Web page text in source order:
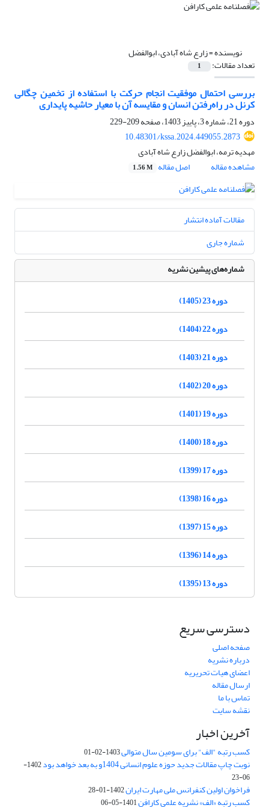
نویسنده =زارع شاه آبادی، ابوالفضل
تعداد مقالات: 1
بررسی احتمال موفقیت انجام حرکت با استفاده از تخمین چگالی
کرنل در راه‌رفتن انسان و مقایسه آن با معیار حاشیه پایداری
دوره 21، شماره 3، پاییز 1403، صفحه
209-229
10.48301/kssa.2024.449055.2873
مهدیه ترمه، ابوالفضل زارع شاه آبادی
مشاهده مقاله
اصل مقاله 1.56 M
مقالات آماده انتشار
شماره جاری
شماره‌های پیشین نشریه
دوره 23 (1405)
دوره 22 (1404)
دوره 21 (1403)
دوره 20 (1402)
دوره 19 (1401)
دوره 18 (1400)
دوره 17 (1399)
دوره 16 (1398)
دوره 15 (1397)
دوره 14 (1396)
دوره 13 (1395)
دسترسی سریع
صفحه اصلی
درباره نشریه
اعضای هیات تحریریه
ارسال مقاله
تماس با ما
نقشه سایت
آخرین اخبار
کسب رتبه "الف" برای سومین سال متوالی1403-02-01
نوبت چاپ مقالات جدید حوزه علوم انسانی 1404و به بعد خواهد بود
1402-
06-23
فراخوان اولین کنفرانس ملی مهارت ایران1402-01-28
کسب رتبه «الف» نشریه علمی کارافن1401-05-06